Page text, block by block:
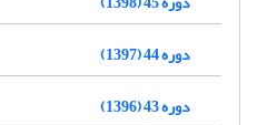
دوره 44 (1397)
دوره 43 (1396)